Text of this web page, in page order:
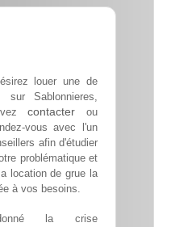
louer une de
sur Sablonnieres,
contacter ou
vous avec l'un
afin d'étudier
problématique et
location de grue la
à vos besoins.
la crise